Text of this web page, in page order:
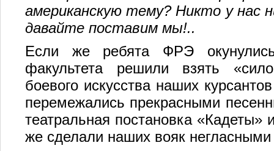
американскую тему? Никто у нас
давайте поставим мы!..
Если же ребята ФРЭ
факультета решили взять
боевого искусства наших
перемежались прекрасными
театральная постановка «Кадеты»
же сделали наших вояк